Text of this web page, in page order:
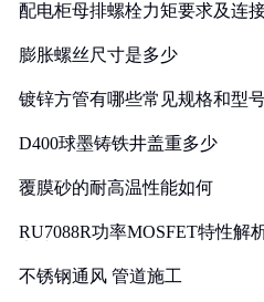
配电柜母排螺栓力矩要求及连
膨胀螺丝尺寸是多少
镀锌方管有哪些常见规格和型
D400球墨铸铁井盖重多少
覆膜砂的耐高温性能如何
RU7088R功率MOSFET特性解
不锈钢通风 管道施工